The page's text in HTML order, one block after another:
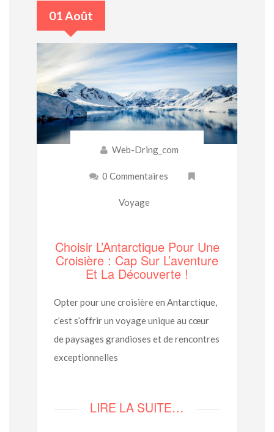
01 Août
Web-Dring_com
0 Commentaires
Voyage
Choisir L’Antarctique Pour Une
Croisière : Cap Sur L’aventure
Et La Découverte !
Opter pour une croisière en Antarctique,
c’est s’offrir un voyage unique au cœur
de paysages grandioses et de rencontres
exceptionnelles
LIRE LA SUITE…